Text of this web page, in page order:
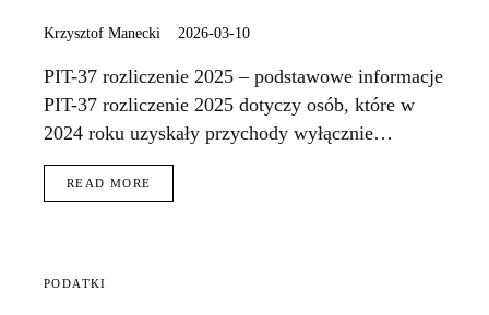
Krzysztof Manecki 2026-03-10
PIT-37 rozliczenie 2025 – podstawowe informacje
PIT-37 rozliczenie 2025 dotyczy osób, które w
2024 roku uzyskały przychody wyłącznie…
READ MORE
PODATKI